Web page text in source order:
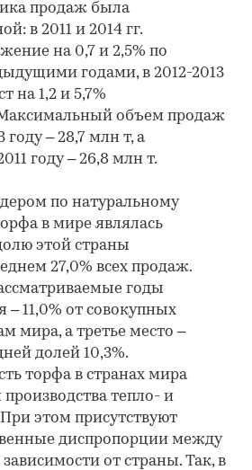
продаж была
в 2011 и 2014 гг.
на 0,7 и 2,5% по
годами, в 2012-2013
на 1,2 и 5,7%
Максимальный объем продаж
году – 28,7 млн т, а
году – 26,8 млн т.
по натуральному
в мире являлась
этой страны
27,0% всех продаж.
годы
11,0% от совокупных
мира, а третье место –
долей 10,3%.
торфа в странах мира
производства тепло- и
этом присутствуют
диспропорции между
от страны. Так, в